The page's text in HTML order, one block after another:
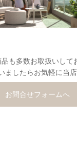
も多数お取扱いして
ましたらお気軽に当店
お問合せフォームへ